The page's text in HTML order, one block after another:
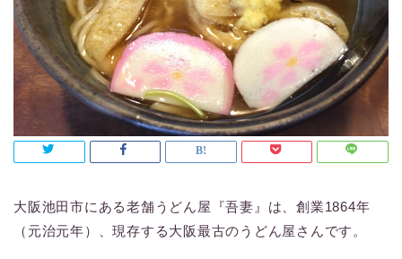
大阪池田市にある老舗うどん屋『吾妻』は、創業1864年
（元治元年）、現存する大阪最古のうどん屋さんです。